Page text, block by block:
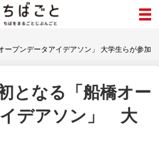
ープンデータアイデアソン」 大学生らが参加
となる「船橋オー
デアソン」 大